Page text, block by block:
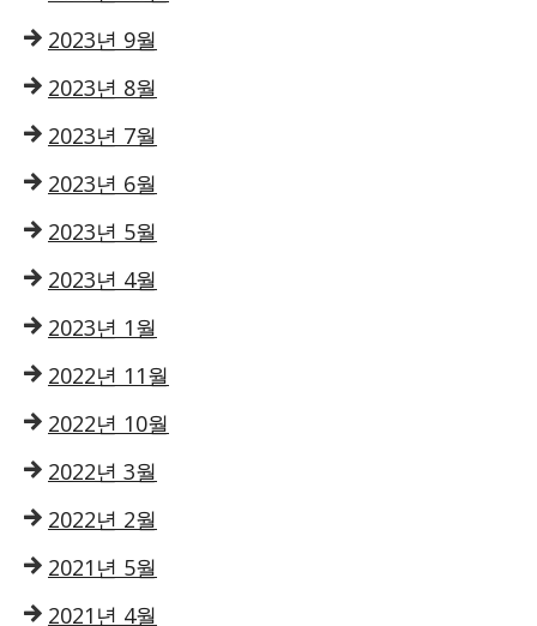
2023년 9월
2023년 8월
2023년 7월
2023년 6월
2023년 5월
2023년 4월
2023년 1월
2022년 11월
2022년 10월
2022년 3월
2022년 2월
2021년 5월
2021년 4월